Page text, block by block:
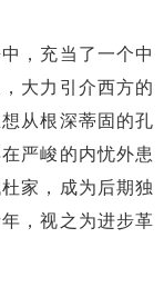
，充当了一个中
大力引介西方的
从根深蒂固的孔
严峻的内忧外患
家，成为后期独
，视之为进步革